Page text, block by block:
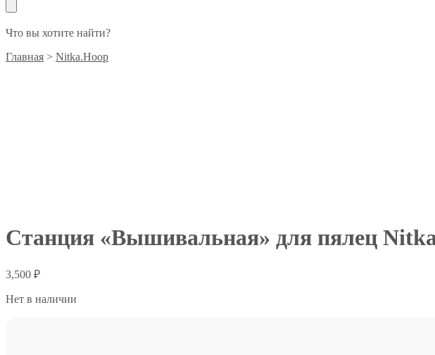
Что вы хотите найти?
Главная > Nitka.Hoop
Станция «Вышивальная» для пялец
3,500 ₽
Нет в наличии